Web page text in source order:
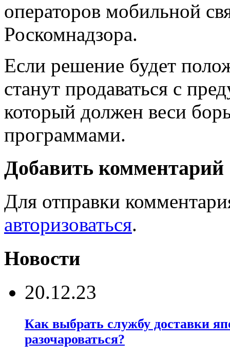
операторов мобильной
Роскомнадзора.
Если решение будет
станут продаваться с
который должен веси
программами.
Добавить комментарий
Для отправки
авторизоваться.
Новости
20.12.23
Как выбрать службу доставки
разочароваться?